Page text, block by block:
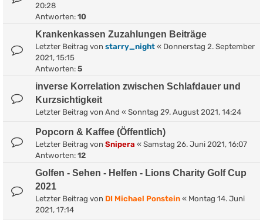
20:28
Antworten: 10
Krankenkassen Zuzahlungen Beiträge
Letzter Beitrag von starry_night « Donnerstag 2. September
2021, 15:15
Antworten: 5
inverse Korrelation zwischen Schlafdauer und
Kurzsichtigkeit
Letzter Beitrag von And « Sonntag 29. August 2021, 14:24
Popcorn & Kaffee (Öffentlich)
Letzter Beitrag von Snipera « Samstag 26. Juni 2021, 16:07
Antworten: 12
Golfen - Sehen - Helfen - Lions Charity Golf Cup
2021
Letzter Beitrag von DI Michael Ponstein « Montag 14. Juni
2021, 17:14